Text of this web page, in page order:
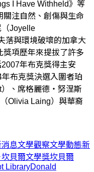
I Have Withheld》等
關注自然、創傷與生命
Joyelle
落與環境破壞的加拿大
項歷年來提拔了許多
年布克獎得主安
布克獎決選入圍者珀
、席格麗德・努涅斯
Olivia Laing）與華裔
息文學觀察文學動態新
貝爾文學獎坎貝爾
LibraryDonald